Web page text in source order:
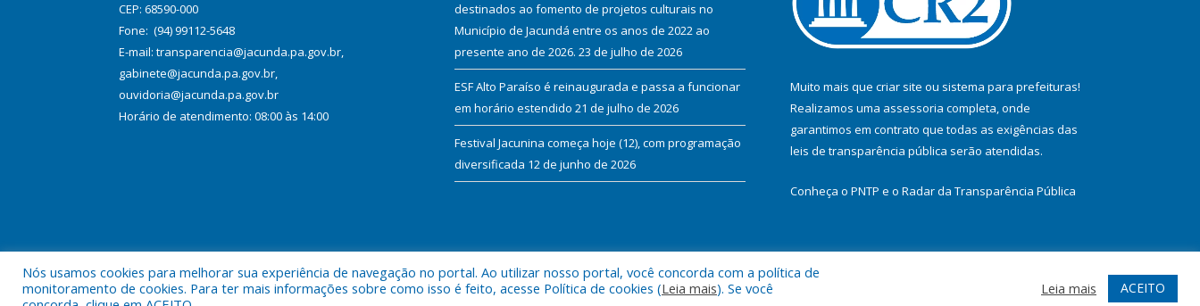
CEP: 68590-000
Fone: (94) 99112-5648
E-mail: transparencia@jacunda.pa.gov.br,
gabinete@jacunda.pa.gov.br,
ouvidoria@jacunda.pa.gov.br
Horário de atendimento: 08:00 às 14:00
destinados ao fomento de projetos culturais no
Município de Jacundá entre os anos de 2022 ao
presente ano de 2026. 23 de julho de 2026
ESF Alto Paraíso é reinaugurada e passa a funcionar
em horário estendido 21 de julho de 2026
Festival Jacunina começa hoje (12), com programação
diversificada 12 de junho de 2026
Muito mais que criar site ou sistema para prefeituras!
Realizamos uma assessoria completa, onde
garantimos em contrato que todas as exigências das
leis de transparência pública serão atendidas.
Conheça o PNTP e o Radar da Transparência Pública
Todos os direitos reservados a Prefeitura Municipal de Jacundá. Mapa do Site Acessar Webmail
Nós usamos cookies para melhorar sua experiência de navegação no portal. Ao utilizar nosso portal, você concorda com a política de
monitoramento de cookies. Para ter mais informações sobre como isso é feito, acesse Política de cookies (Leia mais). Se você
Leia mais ACEITO